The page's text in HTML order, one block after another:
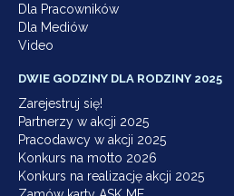
Dla Pracowników
Dla Mediów
Video
DWIE GODZINY DLA RODZINY 2025
Zarejestruj się!
Partnerzy w akcji 2025
Pracodawcy w akcji 2025
Konkurs na motto 2026
Konkurs na realizację akcji 2025